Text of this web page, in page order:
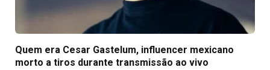
Quem era Cesar Gastelum, influencer mexicano
morto a tiros durante transmissão ao vivo